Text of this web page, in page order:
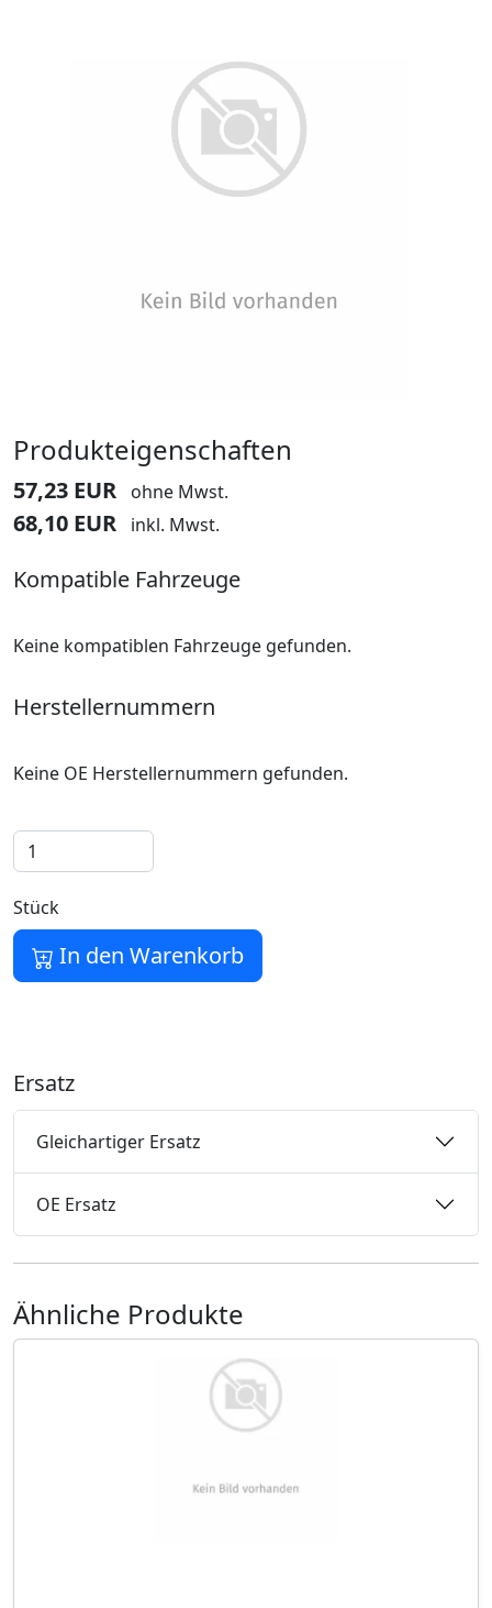
Produkteigenschaften
57,23 EUR ohne Mwst.
68,10 EUR inkl. Mwst.
Kompatible Fahrzeuge
Keine kompatiblen Fahrzeuge gefunden.
Herstellernummern
Keine OE Herstellernummern gefunden.
Stück
In den Warenkorb
Ersatz
Gleichartiger Ersatz
OE Ersatz
Ähnliche Produkte